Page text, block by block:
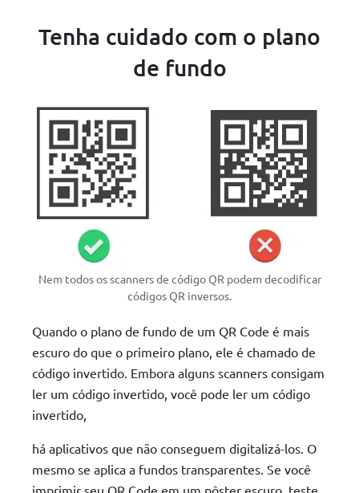
Tenha cuidado com o plano
de fundo
Nem todos os scanners de código QR podem decodificar
códigos QR inversos.
Quando o plano de fundo de um QR Code é mais
escuro do que o primeiro plano, ele é chamado de
código invertido. Embora alguns scanners consigam
ler um código invertido, você pode ler um código
invertido,
há aplicativos que não conseguem digitalizá-los. O
mesmo se aplica a fundos transparentes. Se você